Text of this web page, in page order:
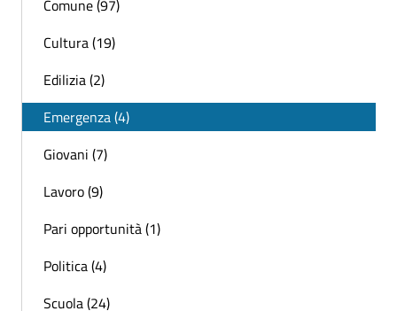
Comune (97)
Cultura (19)
Edilizia (2)
Emergenza (4)
Giovani (7)
Lavoro (9)
Pari opportunità (1)
Politica (4)
Scuola (24)